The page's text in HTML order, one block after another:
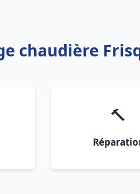
chaudière
🔨